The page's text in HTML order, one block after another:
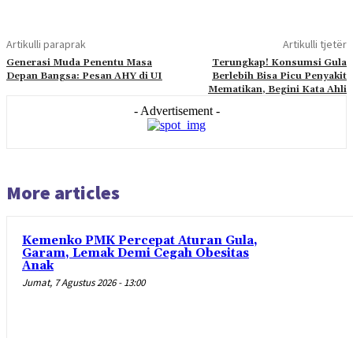
Artikulli paraprak
Generasi Muda Penentu Masa
Depan Bangsa: Pesan AHY di UI
Artikulli tjetër
Terungkap! Konsumsi Gula
Berlebih Bisa Picu Penyakit
Mematikan, Begini Kata Ahli
- Advertisement -
More articles
Kemenko PMK Percepat Aturan Gula,
Garam, Lemak Demi Cegah Obesitas
Anak
Jumat, 7 Agustus 2026 - 13:00